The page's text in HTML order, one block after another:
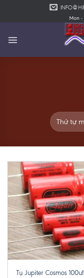
Mon -
Tụ Jupiter Cosmos